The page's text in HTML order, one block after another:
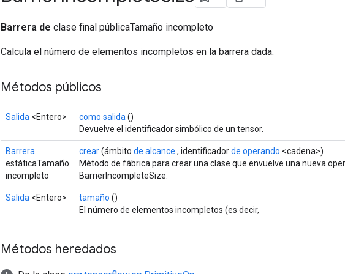
Barrera de clase final públicaTamaño incompleto
Calcula el número de elementos incompletos en la barrera dada.
Métodos públicos
Salida <Entero> como salida ()
Devuelve el identificador simbólico de un tensor.
Barrera
estáticaTamaño
incompleto
crear(ámbito de alcance , identificadorde operando <cadena>)
Método de fábrica para crear una clase que envuelve una nueva
BarrierIncompleteSize.
Salida <Entero> tamaño ()
El número de elementos incompletos (es decir,
Métodos heredados